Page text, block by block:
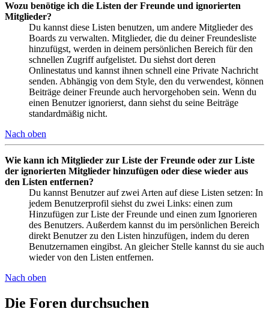
Wozu benötige ich die Listen der Freunde und ignorierten
Mitglieder?
Du kannst diese Listen benutzen, um andere Mitglieder des
Boards zu verwalten. Mitglieder, die du deiner Freundesliste
hinzufügst, werden in deinem persönlichen Bereich für den
schnellen Zugriff aufgelistet. Du siehst dort deren
Onlinestatus und kannst ihnen schnell eine Private Nachricht
senden. Abhängig von dem Style, den du verwendest, können
Beiträge deiner Freunde auch hervorgehoben sein. Wenn du
einen Benutzer ignorierst, dann siehst du seine Beiträge
standardmäßig nicht.
Nach oben
Wie kann ich Mitglieder zur Liste der Freunde oder zur Liste
der ignorierten Mitglieder hinzufügen oder diese wieder aus
den Listen entfernen?
Du kannst Benutzer auf zwei Arten auf diese Listen setzen: In
jedem Benutzerprofil siehst du zwei Links: einen zum
Hinzufügen zur Liste der Freunde und einen zum Ignorieren
des Benutzers. Außerdem kannst du im persönlichen Bereich
direkt Benutzer zu den Listen hinzufügen, indem du deren
Benutzernamen eingibst. An gleicher Stelle kannst du sie auch
wieder von den Listen entfernen.
Nach oben
Die Foren durchsuchen